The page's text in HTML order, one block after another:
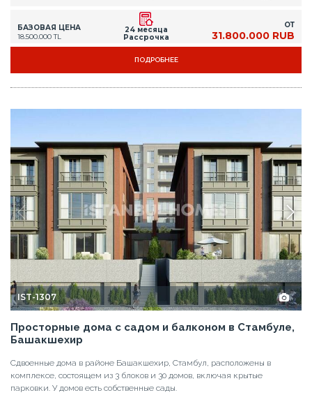
БАЗОВАЯ ЦЕНА
18.500.000 TL
24 месяца
Рассрочка
ОТ
31.800.000 RUB
ПОДРОБНЕЕ
IST-1307
Просторные дома с садом и балконом в Стамбуле,
Башакшехир
Сдвоенные дома в районе Башакшехир, Стамбул, расположены в
комплексе, состоящем из 3 блоков и 30 домов, включая крытые
парковки. У домов есть собственные сады.